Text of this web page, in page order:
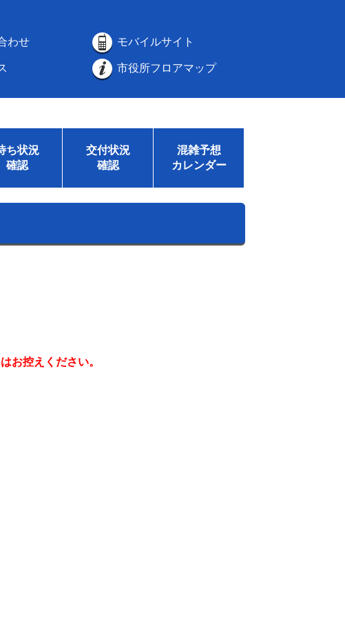
わせ モバイルサイト
市役所フロアマップ
ち状況
確認
交付状況
確認
混雑予想
カレンダー
お控えください。